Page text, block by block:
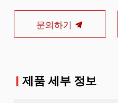
문의하기
제품 세부 정보